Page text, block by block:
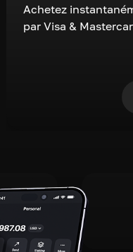
Achetez
par Visa &